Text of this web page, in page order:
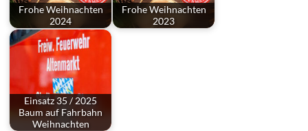
Frohe Weihnachten
2024
Frohe Weihnachten
2023
Einsatz 35 / 2025
Baum auf Fahrbahn
Weihnachten